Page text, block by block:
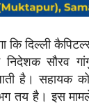
कि दिल्ली
निदेशक सौरव
जाती है। सहायक
तय है। इस